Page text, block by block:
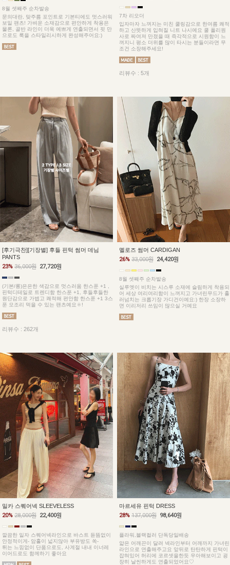
8월 셋째주 순차발송
문의대란, 맞주름 포인트로 기본티에도 멋스러워
보일 팬츠! 가벼운 소재감으로 편안하게 착용은
물론, 골반 라인이 더욱 예쁘게 연출되면서 핏 만
으로도 룩을 스타일리시하게 완성해주어요:)
7차 리오더
입자마자 느껴지는 미친 쿨링감으로 한여름 쾌적
하고 산뜻하게 입혀질 니트 나시예요 쿨 폴리원
사로 짜여져 만졌을 때 즉각적으로 시원함이 느
껴지니 평소 더위를 많이 타시는 분들이라면 무
조건 소장해주세요!
리뷰수 : 5개
[후기극찬][기장별] 후들 핀턱 썸머 데님
PANTS
23% 36,000원 27,720원
(기본/롱)은은한 색감으로 멋스러움 한스푼 +1 ,
핀턱디테일로 트렌디함 한스푼 +1, 후들후들한
원단감으로 가볍고 쾌적해 편안함 한스푼 +1 3스
푼 모조리 먹을 수 있는 팬츠예요ㅎ!
리뷰수 : 262개
멜로즈 썸머 CARDIGAN
26% 33,000원 24,420원
8월 셋째주 순차발송
실루엣이 비치는 시스루 소재에 슬림하게 착용되
어 세상 여리여리함이 느껴지고 가녀린무드가 흘
러넘치는 크롭기장 가디건이예요:) 한장 소장하
면 이리저리 쓰임이 많으실 거예요
밀카 스퀘어넥 SLEEVELESS
20% 28,000원 22,400원
깔끔한 일자 스퀘어넥라인으로 바스트 듣뜸없이
안정적이게- 암홀이 넓지않아 부유방도 쏙-
튀는 느낌없이 단품으로도, 사계절 내내 이너레
이어드로도 함께하기 좋아요
마르세유 핀턱 DRESS
28% 137,000원 98,640원
플라워,블랙컬러 단독당일배송
얇은 어깨끈이 달려 넥라인부터 어깨까지 가녀린
라인으로 연출해주고요 앞뒤로 탄탄하게 핀턱이
잡혀있어 허리에 코르셋을한듯 우아해보이고 굉
장히 날씬하게도 연출되었어요♡